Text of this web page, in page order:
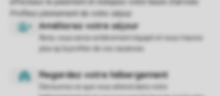
Ainsi, vous serez entièrement équipé et vous n'aurez
plus qu'à profiter de vos vacances.
Découvrez ce que vous attend dans votre